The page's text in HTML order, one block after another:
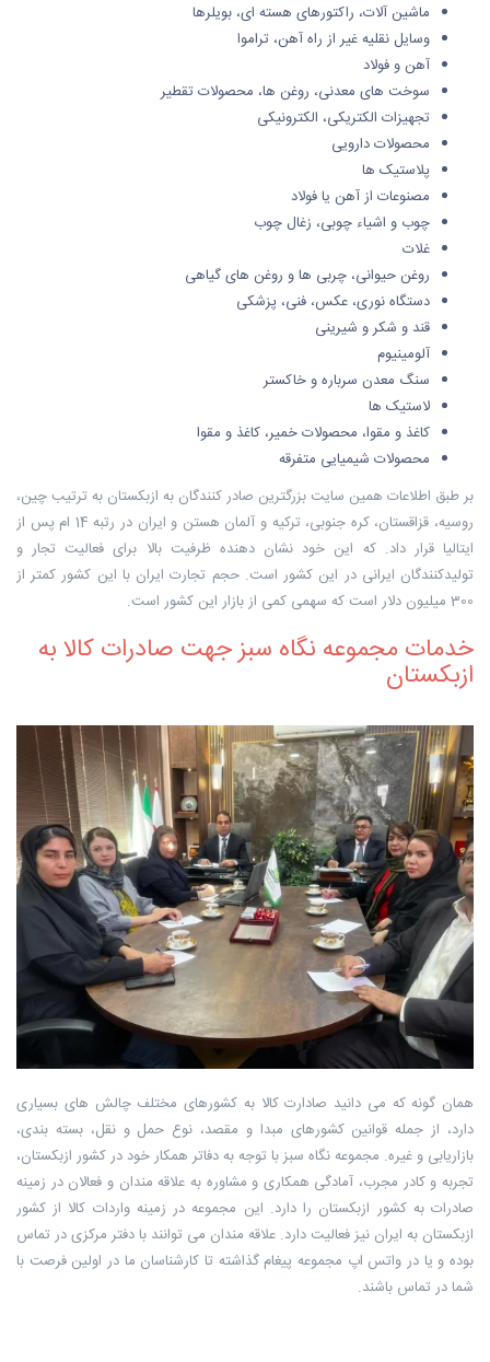
ماشین آلات، راکتورهای هسته ای، بویلرها
وسایل نقلیه غیر از راه آهن، تراموا
آهن و فولاد
سوخت های معدنی، روغن ها، محصولات تقطیر
تجهیزات الکتریکی، الکترونیکی
محصولات دارویی
پلاستیک ها
مصنوعات از آهن یا فولاد
چوب و اشیاء چوبی، زغال چوب
غلات
روغن حیوانی، چربی ها و روغن های گیاهی
دستگاه نوری، عکس، فنی، پزشکی
قند و شکر و شیرینی
آلومینیوم
سنگ معدن سرباره و خاکستر
لاستیک ها
کاغذ و مقوا، محصولات خمیر، کاغذ و مقوا
محصولات شیمیایی متفرقه
بر طبق اطلاعات همین سایت بزرگترین صادر کنندگان به ازبکستان به ترتیب چین،
روسیه، قزاقستان، کره جنوبی، ترکیه و آلمان هستن و ایران در رتبه 14 ام پس از
ایتالیا قرار داد. که این خود نشان دهنده ظرفیت بالا برای فعالیت تجار و
تولیدکنندگان ایرانی در این کشور است. حجم تجارت ایران با این کشور کمتر از
300 میلیون دلار است که سهمی کمی از بازار این کشور است.
خدمات مجموعه نگاه سبز جهت صادرات کالا به
ازبکستان
همان گونه که می دانید صادارت کالا به کشورهای مختلف چالش های بسیاری
دارد، از جمله قوانین کشورهای مبدا و مقصد، نوع حمل و نقل، بسته بندی،
بازاریابی و غیره. مجموعه نگاه سبز با توجه به دفاتر همکار خود در کشور ازبکستان،
تجربه و کادر مجرب، آمادگی همکاری و مشاوره به علاقه مندان و فعالان در زمینه
صادرات به کشور ازبکستان را دارد. این مجموعه در زمینه واردات کالا از کشور
ازبکستان به ایران نیز فعالیت دارد. علاقه مندان می توانند با دفتر مرکزی در تماس
بوده و یا در واتس اپ مجموعه پیغام گذاشته تا کارشناسان ما در اولین فرصت با
شما در تماس باشند.